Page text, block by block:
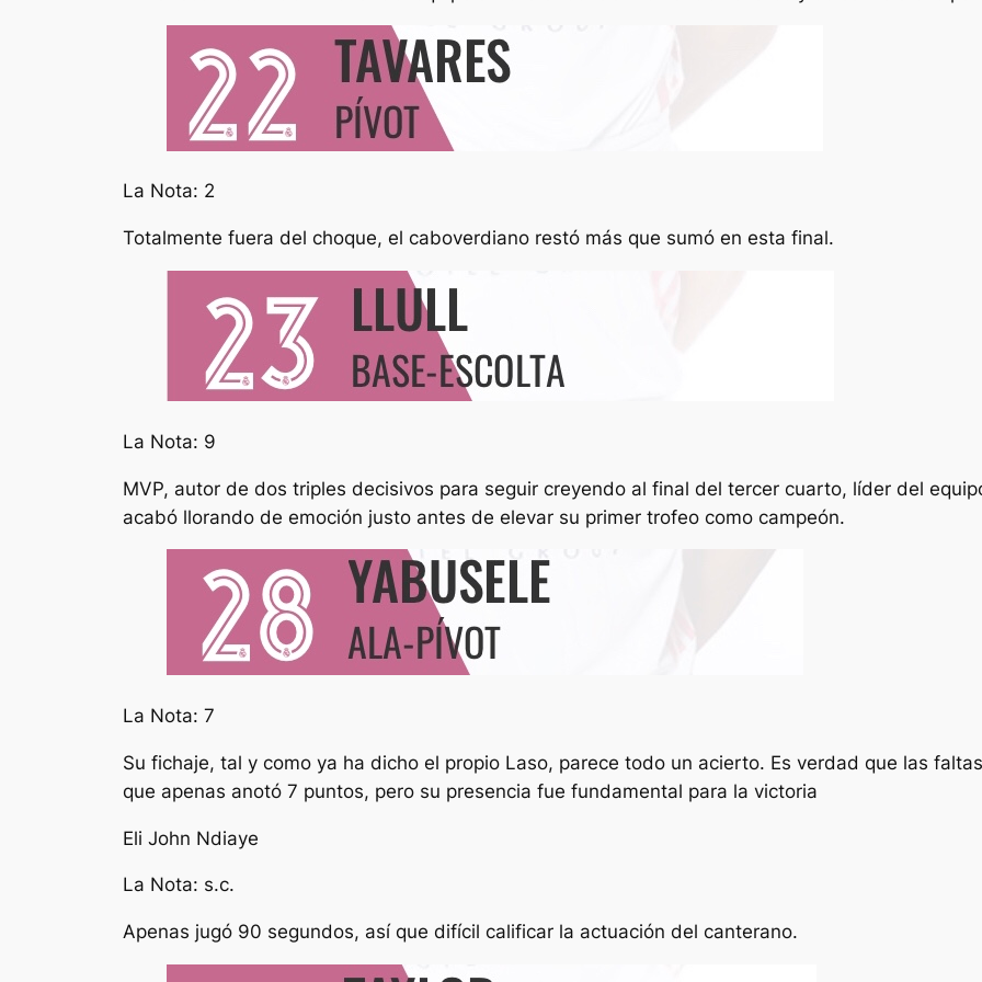
La Nota: 2
Totalmente fuera del choque, el caboverdiano restó más que sumó en esta final.
La Nota: 9
MVP, autor de dos triples decisivos para seguir creyendo al final del tercer cuarto, líder del
acabó llorando de emoción justo antes de elevar su primer trofeo como campeón.
La Nota: 7
Su fichaje, tal y como ya ha dicho el propio Laso, parece todo un acierto. Es verdad que las
que apenas anotó 7 puntos, pero su presencia fue fundamental para la victoria
Eli John Ndiaye
La Nota: s.c.
Apenas jugó 90 segundos, así que difícil calificar la actuación del canterano.